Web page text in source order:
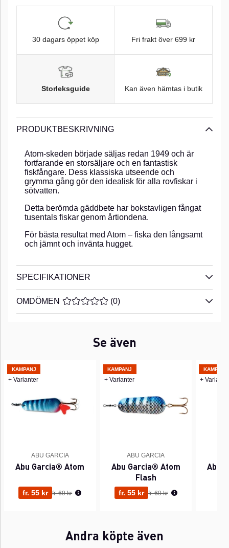
30 dagars öppet köp Fri frakt över 699 kr
Storleksguide Kan även hämtas i butik
PRODUKTBESKRIVNING
Atom-skeden började säljas redan 1949 och är
fortfarande en storsäljare och en fantastisk
fiskfångare. Dess klassiska utseende och
grymma gång gör den idealisk för alla rovfiskar i
sötvatten.
Detta berömda gäddbete har bokstavligen fångat
tusentals fiskar genom årtiondena.
För bästa resultat med Atom – fiska den långsamt
och jämnt och invänta hugget.
SPECIFIKATIONER
OMDÖMEN MEDELBETYG 0 AV 5 ANTAL BETYG 0
(0)
Se även
KAMPANJ
+ Varianter
ABU GARCIA
Abu Garcia® Atom
fr. 55 kr Ordinarie pris:
fr. 69 kr
KAMPANJ
+ Varianter
ABU GARCIA
Abu Garcia® Atom
Flash
fr. 55 kr Ordinarie pris:
fr. 69 kr
KAMPANJ
+
Abu
Andra köpte även